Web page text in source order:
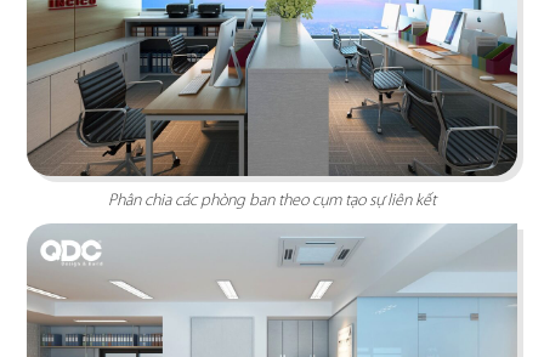
THE SAND ENTERTAINMENT
Không gian làm việc của diễn viên Trương Minh
Cường (Lật mặt 7) được thiết kế theo phong
cách hiện đại pha trộn "bố già"...
Chi tiết
Phân chia các phòng ban theo cụm tạo sự liên kết